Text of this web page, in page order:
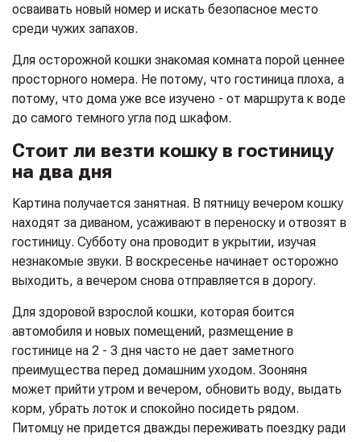
осваивать новый номер и искать безопасное место
среди чужих запахов.
Для осторожной кошки знакомая комната порой ценнее
просторного номера. Не потому, что гостиница плоха, а
потому, что дома уже все изучено - от маршрута к воде
до самого темного угла под шкафом.
Стоит ли везти кошку в гостиницу
на два дня
Картина получается занятная. В пятницу вечером кошку
находят за диваном, усаживают в переноску и отвозят в
гостиницу. Субботу она проводит в укрытии, изучая
незнакомые звуки. В воскресенье начинает осторожно
выходить, а вечером снова отправляется в дорогу.
Для здоровой взрослой кошки, которая боится
автомобиля и новых помещений, размещение в
гостинице на 2 - 3 дня часто не дает заметного
преимущества перед домашним уходом. Зооняня
может прийти утром и вечером, обновить воду, выдать
корм, убрать лоток и спокойно посидеть рядом.
Питомцу не придется дважды переживать поездку ради